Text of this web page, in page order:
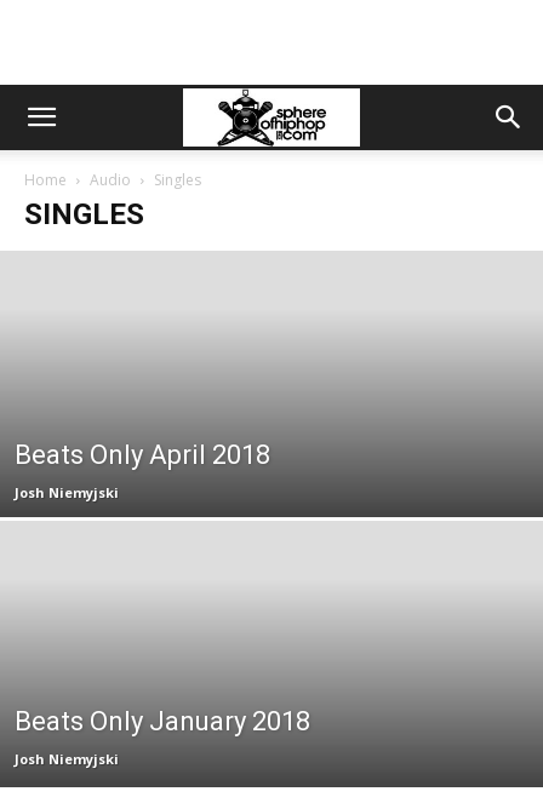
Home Audio Singles
SINGLES
Beats Only April 2018
Josh Niemyjski
Beats Only January 2018
Josh Niemyjski